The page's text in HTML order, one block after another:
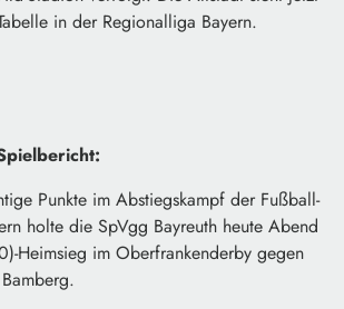
in der Regionalliga Bayern.
Punkte im Abstiegskampf der Fußball-
holte die SpVgg Bayreuth heute Abend
Heimsieg im Oberfrankenderby gegen